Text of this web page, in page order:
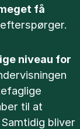
få
niveau for
til at
bliver